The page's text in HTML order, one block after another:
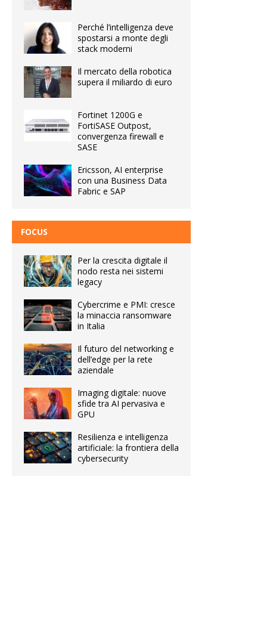
Perché l’intelligenza deve
spostarsi a monte degli
stack moderni
Il mercato della robotica
supera il miliardo di euro
Fortinet 1200G e
FortiSASE Outpost,
convergenza firewall e
SASE
Ericsson, AI enterprise
con una Business Data
Fabric e SAP
FOCUS
Per la crescita digitale il
nodo resta nei sistemi
legacy
Cybercrime e PMI: cresce
la minaccia ransomware
in Italia
Il futuro del networking e
dell’edge per la rete
aziendale
Imaging digitale: nuove
sfide tra AI pervasiva e
GPU
Resilienza e intelligenza
artificiale: la frontiera della
cybersecurity